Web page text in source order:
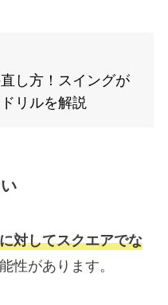
し方！スイングが
リルを解説
対してスクエアでな
性があります。